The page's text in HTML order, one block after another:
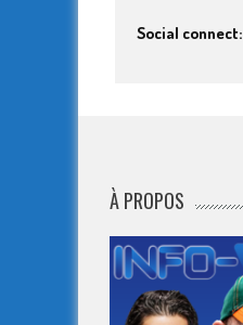
Social connect:
À PROPOS